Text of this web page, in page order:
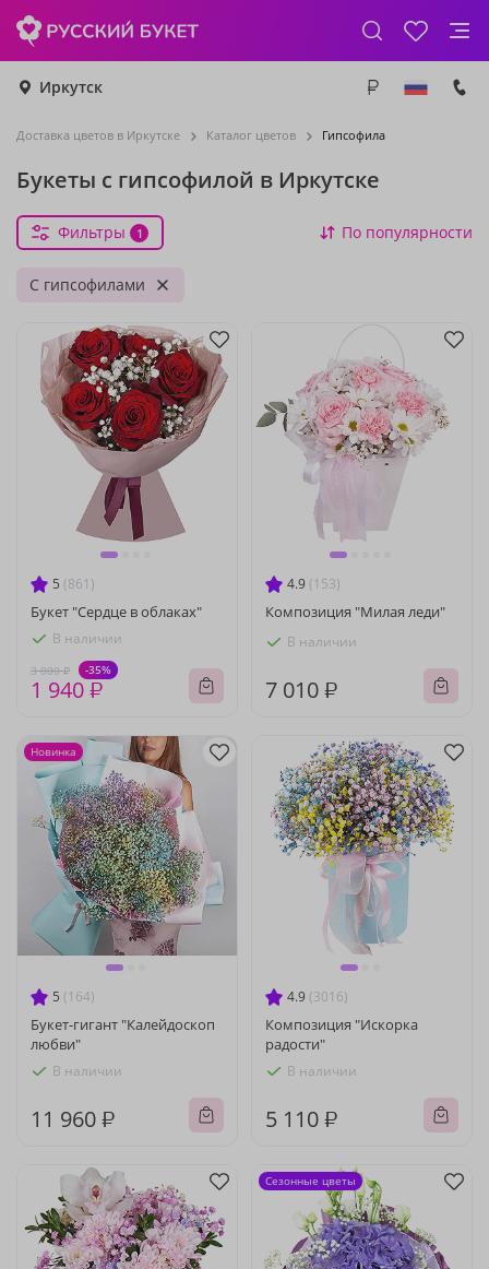
Иркутск
Доставка цветов в Иркутске Каталог цветов Гипсофила
Букеты с гипсофилой в Иркутске
Фильтры 1 По популярности
С гипсофилами
5 (861)
Букет "Сердце в облаках"
В наличии
3 000 ₽ -35%
1 940 ₽
4.9 (153)
Композиция "Милая леди"
В наличии
7 010 ₽
5 (164)
Букет-гигант "Калейдоскоп
любви"
В наличии
11 960 ₽
Новинка
4.9 (3016)
Композиция "Искорка
радости"
В наличии
5 110 ₽
Сезонные цветы